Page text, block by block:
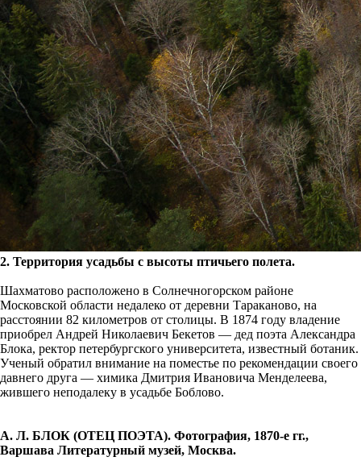
2. Территория усадьбы с высоты птичьего полета.
Шахматово расположено в Солнечногорском районе
Московской области недалеко от деревни Тараканово, на
расстоянии 82 километров от столицы. В 1874 году владение
приобрел Андрей Николаевич Бекетов — дед поэта Александра
Блока, ректор петербургского университета, известный ботаник.
Ученый обратил внимание на поместье по рекомендации своего
давнего друга — химика Дмитрия Ивановича Менделеева,
жившего неподалеку в усадьбе Боблово.
А. Л. БЛОК (ОТЕЦ ПОЭТА). Фотография, 1870-е гг.,
Варшава Литературный музей, Москва.